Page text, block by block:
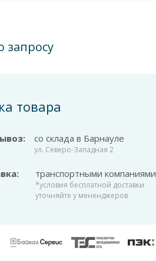
запросу
товара
со склада в Барнауле
ул. Северо-Западная 2
транспортными компаниями
*условия бесплатной доставки
уточняйте у мененджеров